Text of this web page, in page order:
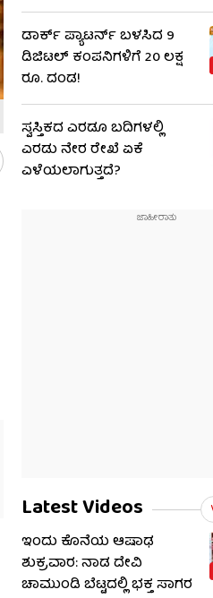
ಡಾರ್ಕ್ ಪ್ಯಾಟರ್ನ್ ಬಳಸಿದ 9
ಡಿಜಿಟಲ್ ಕಂಪನಿಗಳಿಗೆ 20 ಲಕ್ಷ
ರೂ. ದಂಡ!
ಸ್ವಸ್ತಿಕದ ಎರಡೂ ಬದಿಗಳಲ್ಲಿ
ಎರಡು ನೇರ ರೇಖೆ ಏಕೆ
ಎಳೆಯಲಾಗುತ್ತದೆ?
Latest Videos
ಇಂದು ಕೊನೆಯ ಆಷಾಢ
ಶುಕ್ರವಾರ: ನಾಡ ದೇವಿ
ಚಾಮುಂಡಿ ಬೆಟ್ಟದಲ್ಲಿ ಭಕ್ತ ಸಾಗರ